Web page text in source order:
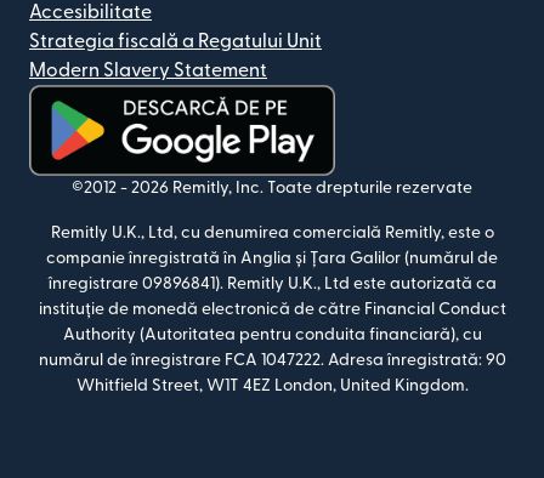
Accesibilitate
Strategia fiscală a Regatului Unit
Modern Slavery Statement
(se deschide într-o fereastră nouă)
©2012 - 2026 Remitly, Inc. Toate drepturile rezervate
Remitly U.K., Ltd, cu denumirea comercială Remitly, este o
companie înregistrată în Anglia și Țara Galilor (numărul de
înregistrare 09896841). Remitly U.K., Ltd este autorizată ca
instituție de monedă electronică de către Financial Conduct
Authority (Autoritatea pentru conduita financiară), cu
numărul de înregistrare FCA 1047222. Adresa înregistrată: 90
Whitfield Street, W1T 4EZ London, United Kingdom.